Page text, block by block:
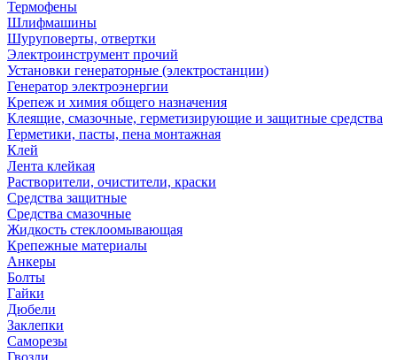
Термофены
Шлифмашины
Шуруповерты, отвертки
Электроинструмент прочий
Установки генераторные (электростанции)
Генератор электроэнергии
Крепеж и химия общего назначения
Клеящие, смазочные, герметизирующие и защитные средства
Герметики, пасты, пена монтажная
Клей
Лента клейкая
Растворители, очистители, краски
Средства защитные
Средства смазочные
Жидкость стеклоомывающая
Крепежные материалы
Анкеры
Болты
Гайки
Дюбели
Заклепки
Саморезы
Гвозди